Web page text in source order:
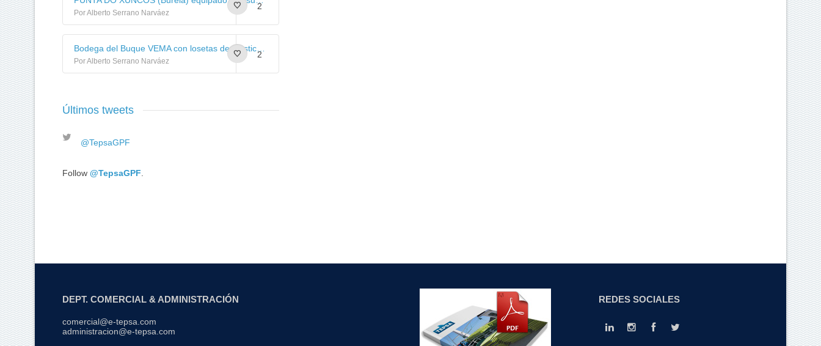
Por Alberto Serrano Narváez
2
Por Alberto Serrano Narváez
2
Últimos tweets
@TepsaGPF
Follow @TepsaGPF
DEPT. COMERCIAL & ADMINISTRACIÓN
comercial@e-tepsa.com
administracion@e-tepsa.com
REDES SOCIALES